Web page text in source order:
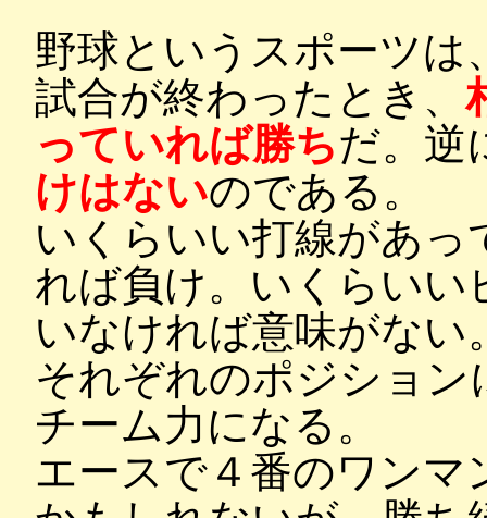
野球というスポーツは
試合が終わったとき、
っていれば勝ちだ。逆
けはないのである。
いくらいい打線があ
れば負け。いくらいい
いなければ意味がない
それぞれのポジショ
チーム力になる。
エースで４番のワン